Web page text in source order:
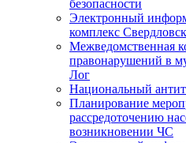
безопасности
Электронный
комплекс
Межведомственная
правонарушений в
Лог
Национальный
Планирование
рассредоточению
возникновении ЧС